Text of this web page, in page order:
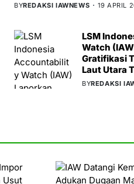
BYREDAKSI IAWNEWS 19 APRIL
LSM
Watch
Gratifikasi
Laut Utara
BYREDAKSI